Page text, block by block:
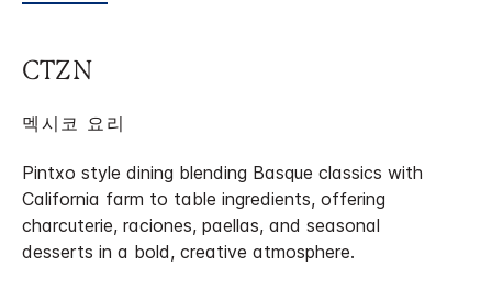
CTZN
멕시코 요리
Pintxo style dining blending Basque classics with
California farm to table ingredients, offering
charcuterie, raciones, paellas, and seasonal
desserts in a bold, creative atmosphere.